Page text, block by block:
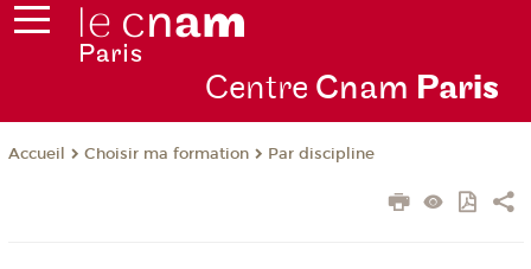
Centre Cnam Paris
Accueil Choisir ma formation Par discipline